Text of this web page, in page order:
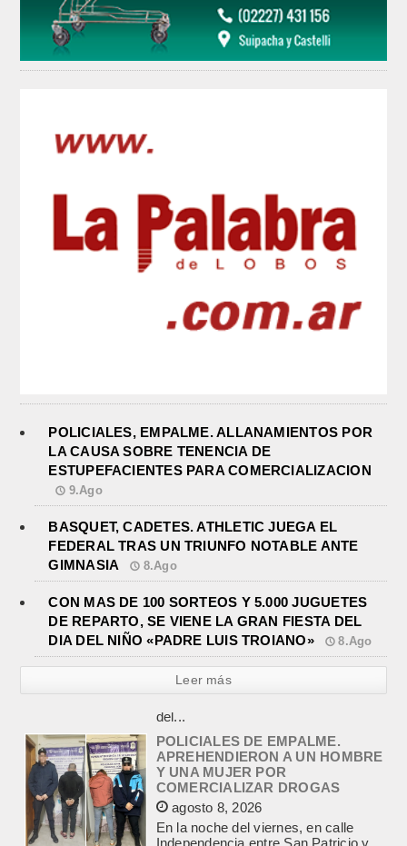
POLICIALES, EMPALME. ALLANAMIENTOS POR
LA CAUSA SOBRE TENENCIA DE
ESTUPEFACIENTES PARA COMERCIALIZACION
9.Ago
BASQUET, CADETES. ATHLETIC JUEGA EL
FEDERAL TRAS UN TRIUNFO NOTABLE ANTE
GIMNASIA
8.Ago
CON MAS DE 100 SORTEOS Y 5.000 JUGUETES
DE REPARTO, SE VIENE LA GRAN FIESTA DEL
DIA DEL NIÑO «PADRE LUIS TROIANO»
8.Ago
Leer más
POLICIALES DE EMPALME.
APREHENDIERON A UN HOMBRE
Y UNA MUJER POR
COMERCIALIZAR DROGAS
agosto 8, 2026
En la noche del viernes, en calle
Independencia entre San Patricio y
Rivadavia de Empalme, personal de